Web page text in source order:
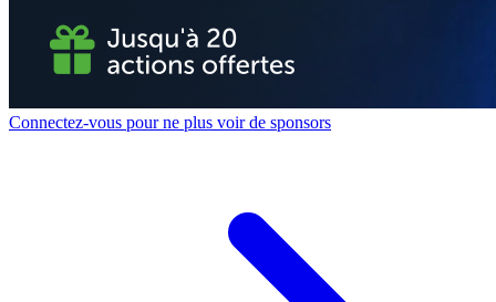
Connectez-vous pour ne plus voir de sponsors